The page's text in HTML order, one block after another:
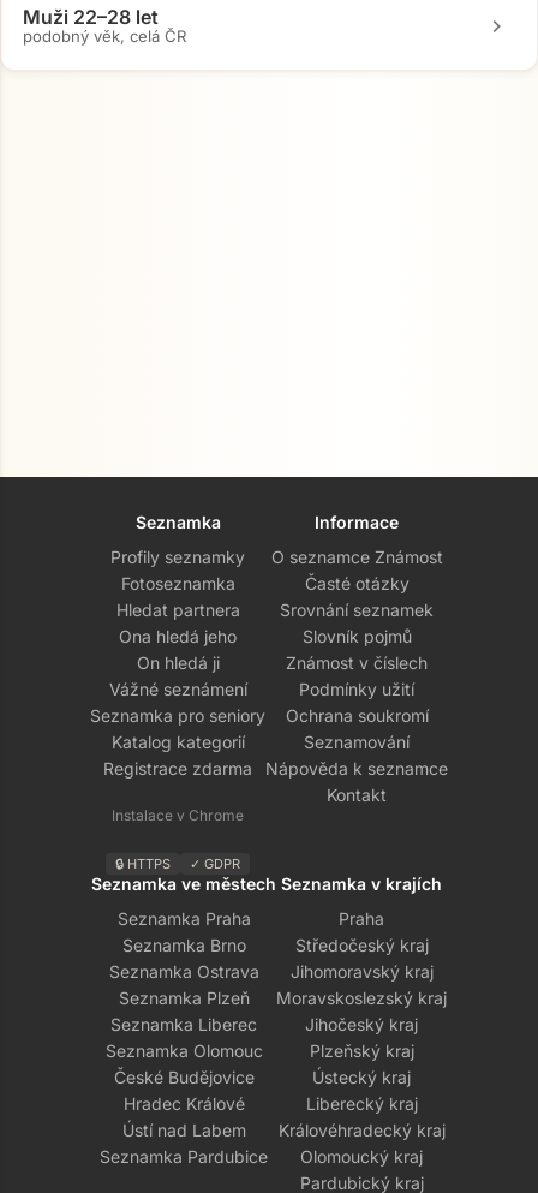
Muži 22–28 let
podobný věk, celá ČR chevron_right
Seznamka
Profily seznamky
Fotoseznamka
Hledat partnera
Ona hledá jeho
On hledá ji
Vážné seznámení
Seznamka pro seniory
Katalog kategorií
Registrace zdarma
Instalace v Chrome
🔒 HTTPS ✓ GDPR
Informace
O seznamce Známost
Časté otázky
Srovnání seznamek
Slovník pojmů
Známost v číslech
Podmínky užití
Ochrana soukromí
Seznamování
Nápověda k seznamce
Kontakt
Seznamka ve městech
Seznamka Praha
Seznamka Brno
Seznamka Ostrava
Seznamka Plzeň
Seznamka Liberec
Seznamka Olomouc
České Budějovice
Hradec Králové
Ústí nad Labem
Seznamka Pardubice
Seznamka v krajích
Praha
Středočeský kraj
Jihomoravský kraj
Moravskoslezský kraj
Jihočeský kraj
Plzeňský kraj
Ústecký kraj
Liberecký kraj
Královéhradecký kraj
Olomoucký kraj
Pardubický kraj